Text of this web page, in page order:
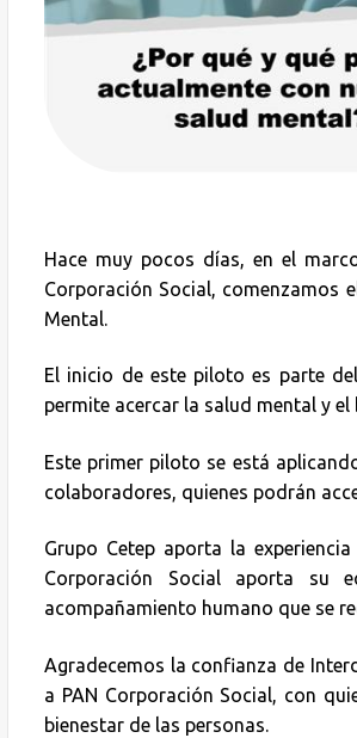
Hace muy pocos días, en el
Corporación Social, comenzamos
Mental.
El inicio de este piloto es parte
permite acercar la salud mental y
Este primer piloto se está
colaboradores, quienes podrán
Grupo Cetep aporta la
Corporación Social aporta su
acompañamiento humano que se
Agradecemos la confianza de
a PAN Corporación Social, con
bienestar de las personas.